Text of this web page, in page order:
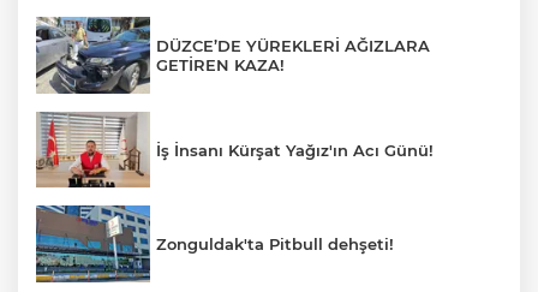
DÜZCE’DE YÜREKLERİ AĞIZLARA
GETİREN KAZA!
İş İnsanı Kürşat Yağız'ın Acı Günü!
Zonguldak'ta Pitbull dehşeti!